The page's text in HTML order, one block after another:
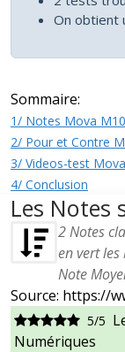
On obtient
Sommaire:
1/ Notes Mova M10
2/ Pour et Contre
3/ Videos-test
4/ Conclusion
Les Notes
2Notes
en vert les
Note
Source: https://
5/5
Numériques